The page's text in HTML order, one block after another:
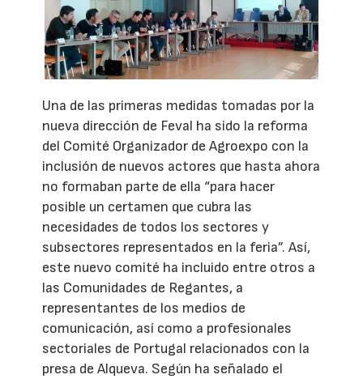
Una de las primeras medidas tomadas por la
nueva dirección de Feval ha sido la reforma
del Comité Organizador de Agroexpo con la
inclusión de nuevos actores que hasta ahora
no formaban parte de ella “para hacer
posible un certamen que cubra las
necesidades de todos los sectores y
subsectores representados en la feria”. Así,
este nuevo comité ha incluido entre otros a
las Comunidades de Regantes, a
representantes de los medios de
comunicación, así como a profesionales
sectoriales de Portugal relacionados con la
presa de Alqueva. Según ha señalado el